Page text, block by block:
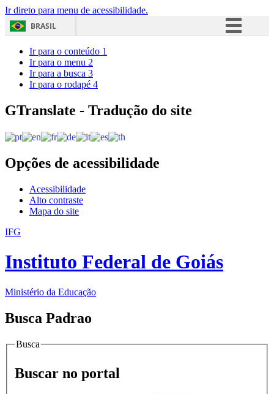
Ir direto para menu de acessibilidade.
BRASIL
Acesso à informação
Ir para o conteúdo 1
Ir para o menu 2
Ir para a busca 3
Ir para o rodapé 4
GTranslate - Tradução do site
Opções de acessibilidade
Acessibilidade
Alto contraste
Mapa do site
IFG
Instituto Federal de Goiás
Ministério da Educação
Busca Padrao
Busca
Buscar no portal